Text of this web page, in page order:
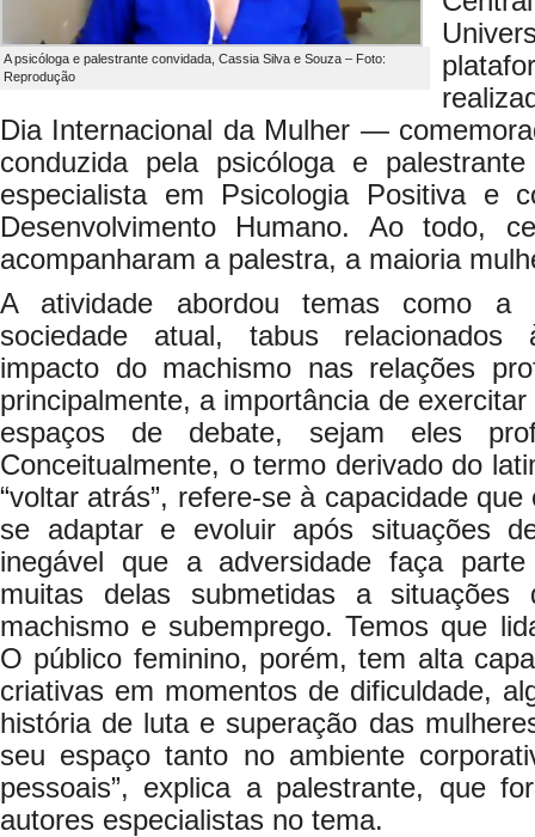
A psicóloga e palestrante convidada, Cassia Silva e Souza – Foto:
Reprodução
Dia Internacional da Mulher —
conduzida pela psicóloga e
especialista em Psicologia Positiva e
Desenvolvimento Humano. Ao todo,
acompanharam a palestra, a maioria
A atividade abordou temas como a
sociedade atual, tabus relacionados
impacto do machismo nas relações
principalmente, a importância de
espaços de debate, sejam eles
Conceitualmente, o termo derivado do
“voltar atrás”, refere-se à capacidade
se adaptar e evoluir após situações
inegável que a adversidade faça
muitas delas submetidas a situações
machismo e subemprego. Temos que
O público feminino, porém, tem alta
criativas em momentos de dificuldade,
história de luta e superação das
seu espaço tanto no ambiente
pessoais”, explica a palestrante, que
autores especialistas no tema.